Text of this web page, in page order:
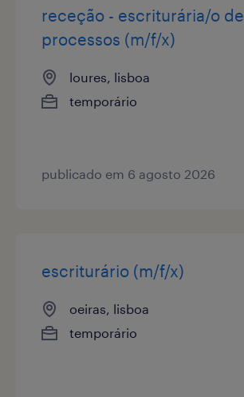
receção - escriturária/o de
processos (m/f/x)
loures, lisboa
temporário
publicado em 6 agosto 2026
escriturário (m/f/x)
oeiras, lisboa
temporário